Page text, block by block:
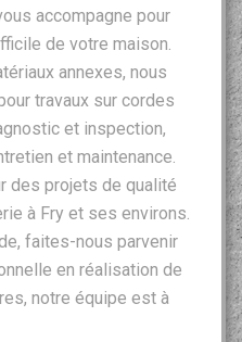
accompagne pour
de votre maison.
annexes, nous
travaux sur cordes
et inspection,
et maintenance.
des projets de qualité
à Fry et ses environs.
faites-nous parvenir
en réalisation de
notre équipe est à